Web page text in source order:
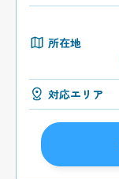
所在地
対応エリア